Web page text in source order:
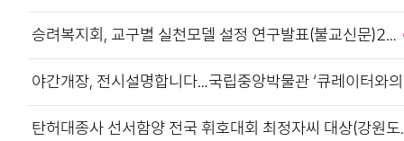
승려복지회, 교구별 실천모델 설정 연구발표(불교신문)2…
야간개장, 전시설명합니다…국립중앙박물관 ‘큐레이터와
탄허대종사 선서함양 전국 휘호대회 최정자씨 대상(강원